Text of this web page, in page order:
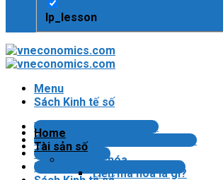
lp_lesson
Menu
Sách Kinh tế số
Tin tài chính/công nghệ
Bài kiểm tra Blockchain/crypto
Tin tức Crypto
Pháp lý VN về tài sản mã hóa
Home
Tài sản số
Tiền mã hóa
Tiền mã hóa là gì?